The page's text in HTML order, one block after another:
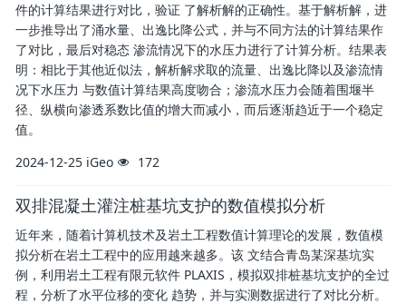
件的计算结果进行对比，验证 了解析解的正确性。基于解析解，进
一步推导出了涌水量、出逸比降公式，并与不同方法的计算结果作
了对比，最后对稳态 渗流情况下的水压力进行了计算分析。结果表
明：相比于其他近似法，解析解求取的流量、出逸比降以及渗流情
况下水压力 与数值计算结果高度吻合；渗流水压力会随着围堰半
径、纵横向渗透系数比值的增大而减小，而后逐渐趋近于一个稳定
值。
2024-12-25 iGeo 172
双排混凝土灌注桩基坑支护的数值模拟分析
近年来，随着计算机技术及岩土工程数值计算理论的发展，数值模
拟分析在岩土工程中的应用越来越多。该 文结合青岛某深基坑实
例，利用岩土工程有限元软件 PLAXIS，模拟双排桩基坑支护的全过
程，分析了水平位移的变化 趋势，并与实测数据进行了对比分析。